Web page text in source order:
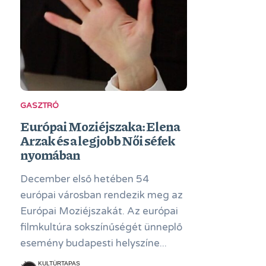
GASZTRÓ
Európai Moziéjszaka: Elena
Arzak és a legjobb Női séfek
nyomában
December első hetében 54
európai városban rendezik meg az
Európai Moziéjszakát. Az európai
filmkultúra sokszínűségét ünneplő
esemény budapesti helyszíne...
KULTÚRTAPAS